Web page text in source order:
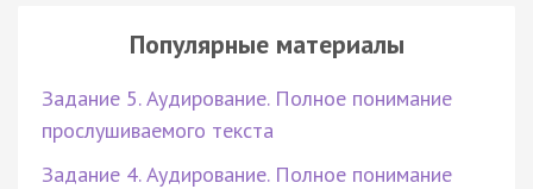
Популярные материалы
Задание 5. Аудирование. Полное понимание
прослушиваемого текста
Задание 4. Аудирование. Полное понимание